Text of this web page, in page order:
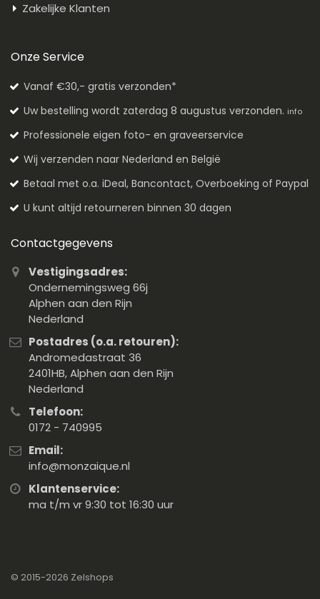
Zakelijke Klanten
Onze Service
Vanaf €30,- gratis verzonden*
Uw bestelling wordt zaterdag 8 augustus verzonden. info
Professionele eigen foto- en graveerservice
Wij verzenden naar Nederland en België
Betaal met o.a. iDeal, Bancontact, Overboeking of Paypal
U kunt altijd retourneren binnen 30 dagen
Contactgegevens
Vestigingsadres:
Ondernemingsweg 66j
Alphen aan den Rijn
Nederland
Postadres (o.a. retouren):
Andromedastraat 36
2401HB, Alphen aan den Rijn
Nederland
Telefoon:
0172 - 740995
Email:
info@monzaique.nl
Klantenservice:
ma t/m vr 9:30 tot 16:30 uur
© 2015-2026 Zelshops